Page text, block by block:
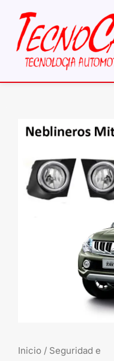
contenido
Inicio / Seguridad e
Neblineros
L200
2015-
2018